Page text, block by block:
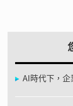
AI時代下，